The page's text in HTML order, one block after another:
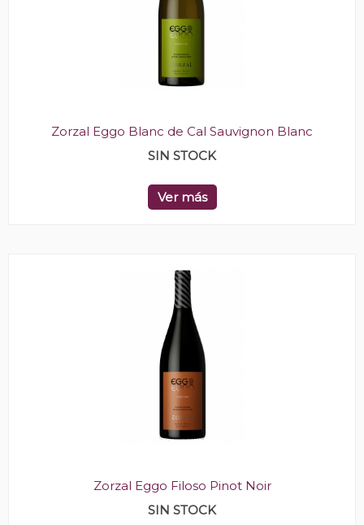
Zorzal Eggo Blanc de Cal Sauvignon Blanc
SIN STOCK
Ver más
Zorzal Eggo Filoso Pinot Noir
SIN STOCK